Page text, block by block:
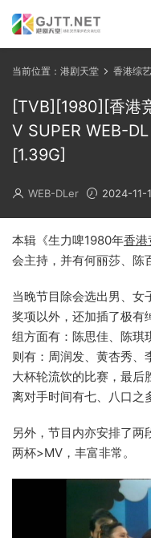
当前位置： 港剧天堂 香港综艺
[TVB][1980][香港
V SUPER WEB-
[1.39G]
WEB-DLer 2024-11-
本辑《生力啤1980年香港
会主持，并有何丽莎、陈
当晚节目除会选出男、女
奖项以外，还加插了极有
组方面有：陈思佳、陈琪
则有：周润发、黄杏秀、
大杯轮流饮的比赛，最后
离对手时间有七、八口之
另外，节目内亦安排了
两杯>MV，丰富非常。